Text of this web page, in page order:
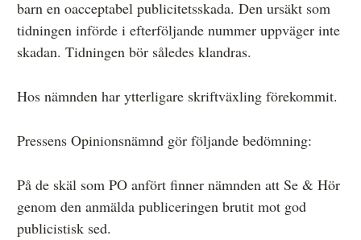
barn en oacceptabel publicitetsskada. Den ursäkt som
tidningen införde i efterföljande nummer uppväger inte
skadan. Tidningen bör således klandras.
Hos nämnden har ytterligare skriftväxling förekommit.
Pressens Opinionsnämnd gör följande bedömning:
På de skäl som PO anfört finner nämnden att Se & Hör
genom den anmälda publiceringen brutit mot god
publicistisk sed.